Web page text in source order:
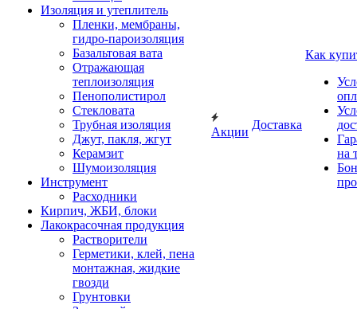
Изоляция и утеплитель
Пленки, мембраны,
гидро-пароизоляция
Базальтовая вата
Отражающая
теплоизоляция
Пенополистирол
Стекловата
Трубная изоляция
Джут, пакля, жгут
Керамзит
Шумоизоляция
Инструмент
Расходники
Кирпич, ЖБИ, блоки
Лакокрасочная продукция
Растворители
Герметики, клей, пена
монтажная, жидкие
гвозди
Грунтовки
Акции
Доставка
Как
на